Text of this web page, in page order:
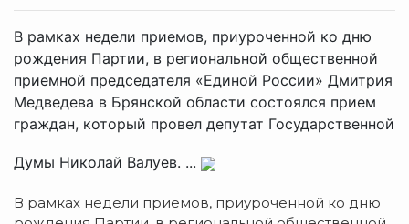
В рамках недели приемов, приуроченной ко дню
рождения Партии, в региональной общественной
приемной председателя «Единой России» Дмитрия
Медведева в Брянской области состоялся прием
граждан, который провел депутат Государственной
Думы Николай Валуев. ...
В рамках недели приемов, приуроченной ко дню